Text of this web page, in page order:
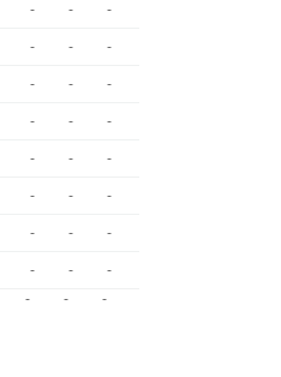
- - -
- - -
- - -
- - -
- - -
- - -
- - -
- -
-
- - -